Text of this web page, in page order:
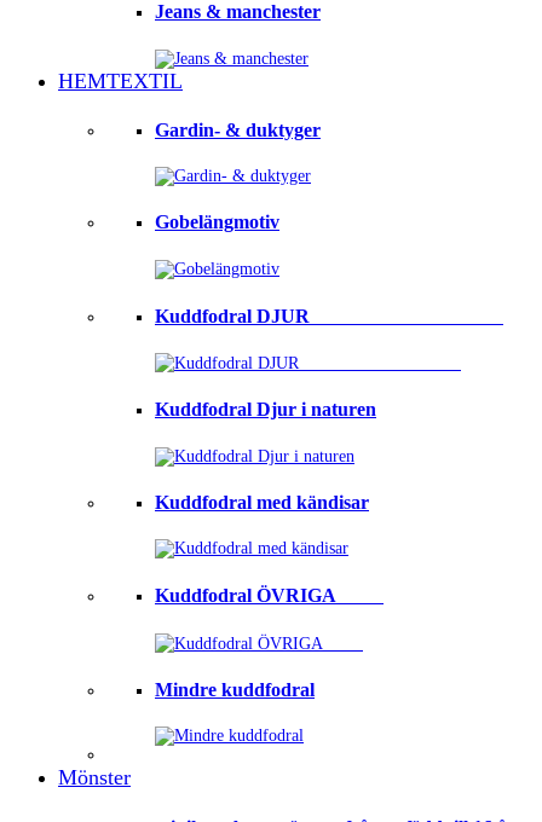
Jeans & manchester
HEMTEXTIL
Gardin- & duktyger
Gobelängmotiv
Kuddfodral DJUR ⠀⠀⠀⠀⠀⠀⠀⠀⠀⠀⠀⠀⠀
Kuddfodral Djur i naturen
Kuddfodral med kändisar
Kuddfodral ÖVRIGA ⠀⠀⠀
Mindre kuddfodral
Mönster